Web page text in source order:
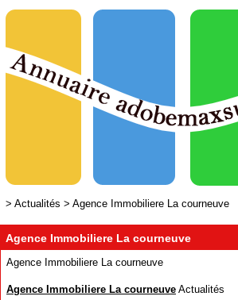
> Actualités > Agence Immobiliere La courneuve
Agence Immobiliere La courneuve
Agence Immobiliere La courneuve
Agence Immobiliere La courneuve Actualités